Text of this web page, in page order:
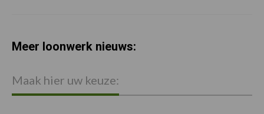
Meer loonwerk nieuws:
Maak hier uw keuze: